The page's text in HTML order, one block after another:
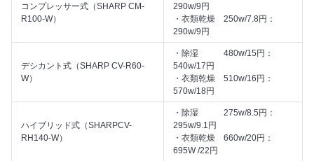
コンプレッサー式（SHARP CM-
R100-W）
290w/9円
・衣類乾燥 250w/7.8円：
290w/9円
デシカント式（SHARP CV-R60-
W）
・除湿 480w/15円：
540w/17円
・衣類乾燥 510w/16円：
570w/18円
ハイブリッド式（SHARPCV-
RH140-W）
・除湿 275w/8.5円：
295w/9.1円
・衣類乾燥 660w/20円：
695W /22円